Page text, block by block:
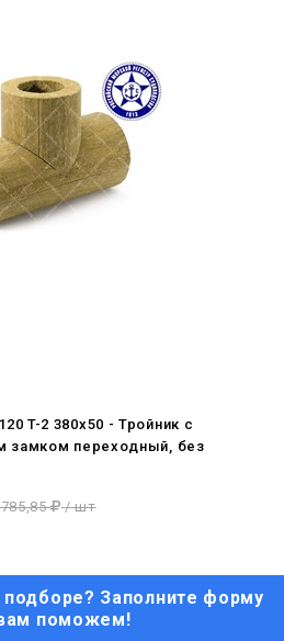
T-2 380x50 - Тройник c
замком переходный, без
/ шт
Заполните форму
поможем!